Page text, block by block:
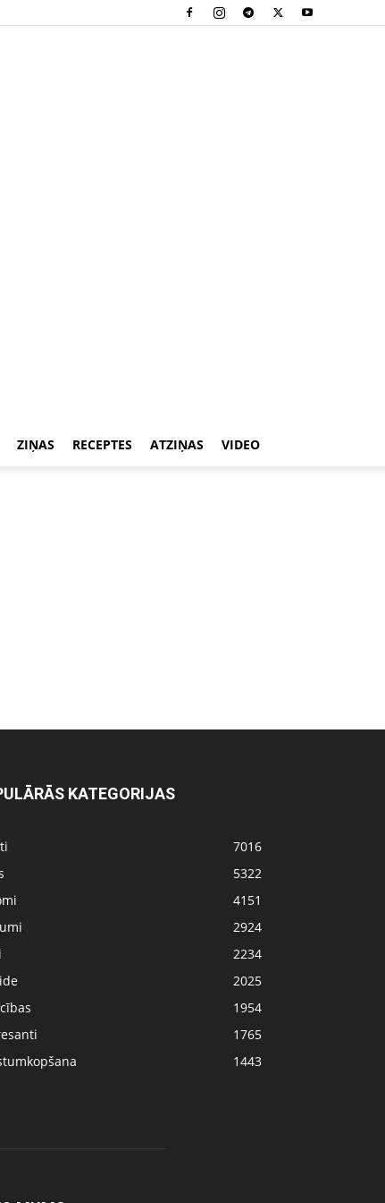
ZIŅAS RECEPTES ATZIŅAS VIDEO
KATEGORIJAS
7016
5322
4151
2924
2234
2025
1954
1765
1443